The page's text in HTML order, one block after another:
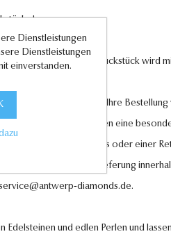
Jedes Schmuckstück wird
auf Ihre Zufriedenheit. Ihre
um Ihren Liebsten eine
Falle eines Umtauschs oder einer
lassen. Eine Lieferung
diamonds.de.
und edlen Perlen und
Dienstleistungen
Dienstleistungen
einverstanden.